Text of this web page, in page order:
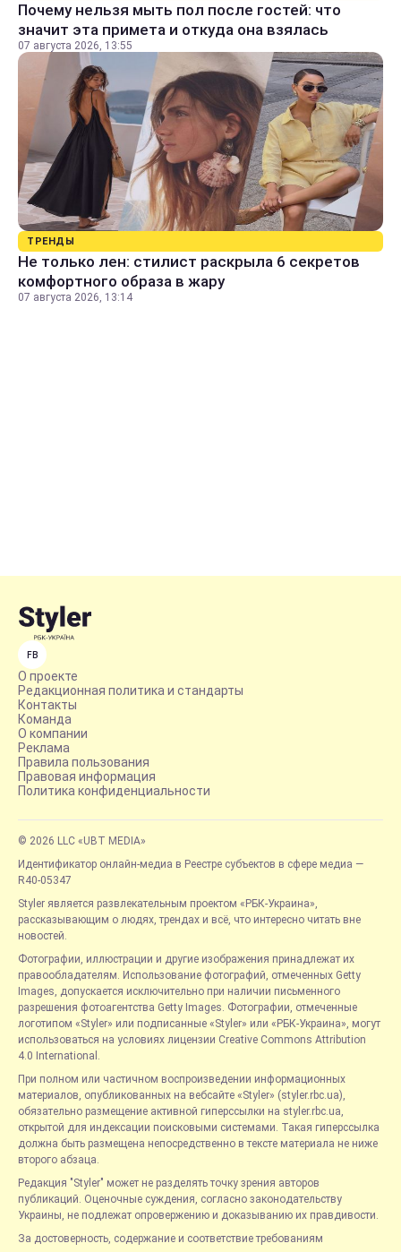
Почему нельзя мыть пол после гостей: что
значит эта примета и откуда она взялась
07 августа 2026, 13:55
ТРЕНДЫ
Не только лен: стилист раскрыла 6 секретов
комфортного образа в жару
07 августа 2026, 13:14
FB
О проекте
Редакционная политика и стандарты
Контакты
Команда
О компании
Реклама
Правила пользования
Правовая информация
Политика конфиденциальности
© 2026 LLC «UBT MEDIA»
Идентификатор онлайн-медиа в Реестре субъектов в сфере медиа —
R40-05347
Styler является развлекательным проектом «РБК-Украина»,
рассказывающим о людях, трендах и всё, что интересно читать вне
новостей.
Фотографии, иллюстрации и другие изображения принадлежат их
правообладателям. Использование фотографий, отмеченных Getty
Images, допускается исключительно при наличии письменного
разрешения фотоагентства Getty Images. Фотографии, отмеченные
логотипом «Styler» или подписанные «Styler» или «РБК-Украина», могут
использоваться на условиях лицензии Creative Commons Attribution
4.0 International.
При полном или частичном воспроизведении информационных
материалов, опубликованных на вебсайте «Styler» (styler.rbc.ua),
обязательно размещение активной гиперссылки на styler.rbc.ua,
открытой для индексации поисковыми системами. Такая гиперссылка
должна быть размещена непосредственно в тексте материала не ниже
второго абзаца.
Редакция "Styler" может не разделять точку зрения авторов
публикаций. Оценочные суждения, согласно законодательству
Украины, не подлежат опровержению и доказыванию их правдивости.
За достоверность, содержание и соответствие требованиям